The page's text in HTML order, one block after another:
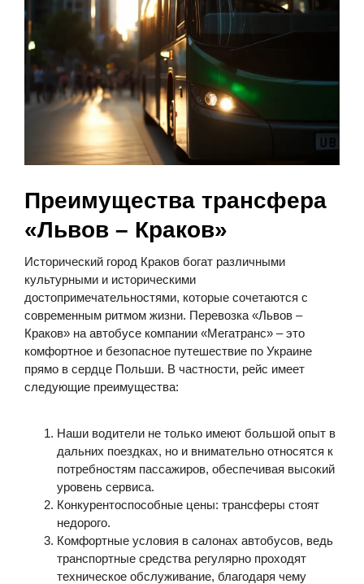
Преимущества трансфера
«Львов – Краков»
Исторический город Краков богат различными
культурными и историческими
достопримечательностями, которые сочетаются с
современным ритмом жизни. Перевозка «Львов –
Краков» на автобусе компании «Мегатранс» – это
комфортное и безопасное путешествие по Украине
прямо в сердце Польши. В частности, рейс имеет
следующие преимущества:
Наши водители не только имеют большой опыт в
дальних поездках, но и внимательно относятся к
потребностям пассажиров, обеспечивая высокий
уровень сервиса.
Конкурентоспособные цены: трансферы стоят
недорого.
Комфортные условия в салонах автобусов, ведь
транспортные средства регулярно проходят
техническое обслуживание, благодаря чему